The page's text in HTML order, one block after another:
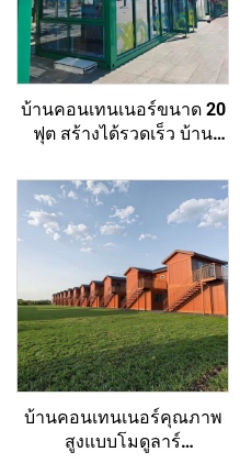
บ้านคอนเทนเนอร์ขนาด 20
ฟุต สร้างได้รวดเร็ว บ้าน
เปอร์มาร์เก็ตกลางแจ้งแบบ
พับเก็บได้
บ้านคอนเทนเนอร์คุณภาพ
สูงแบบโมดูลาร์